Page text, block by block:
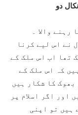
دو
والا ۔
نے اس لیے کرنا
تھا اب اس ملک کے
کہ اس ملک کے
کا شکار ہیں
اور اگر اسلام پر
ہیں تو اپنی